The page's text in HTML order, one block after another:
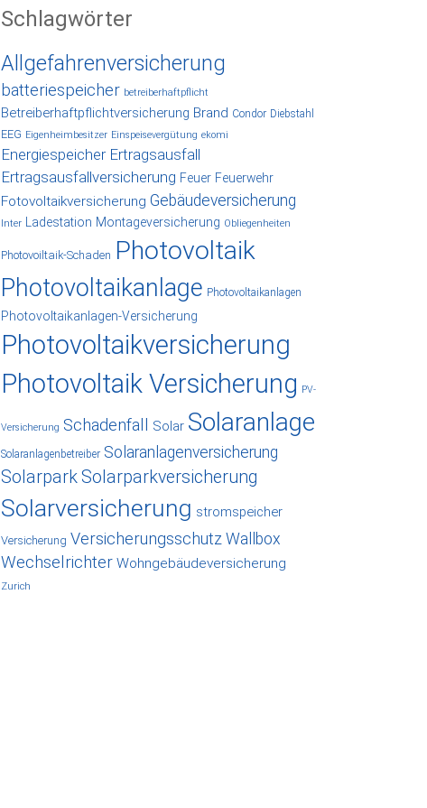
Schlagwörter
Allgefahrenversicherung
batteriespeicher betreiberhaftpflicht
Betreiberhaftpflichtversicherung Brand Condor Diebstahl
EEG Eigenheimbesitzer Einspeisevergütung ekomi
Energiespeicher Ertragsausfall
Ertragsausfallversicherung Feuer Feuerwehr
Fotovoltaikversicherung Gebäudeversicherung
Inter Ladestation Montageversicherung Obliegenheiten
Photovoiltaik-Schaden Photovoltaik
Photovoltaikanlage Photovoltaikanlagen
Photovoltaikanlagen-Versicherung
Photovoltaikversicherung
Photovoltaik Versicherung PV-
Versicherung Schadenfall Solar Solaranlage
Solaranlagenbetreiber Solaranlagenversicherung
SolarparkSolarparkversicherung
Solarversicherung stromspeicher
Versicherung Versicherungsschutz Wallbox
Wechselrichter Wohngebäudeversicherung
Zurich